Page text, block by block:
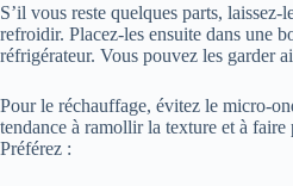
S’il vous reste quelques parts, laissez-
refroidir. Placez-les ensuite dans une
réfrigérateur. Vous pouvez les garder
Pour le réchauffage, évitez le micro-
tendance à ramollir la texture et à
Préférez :